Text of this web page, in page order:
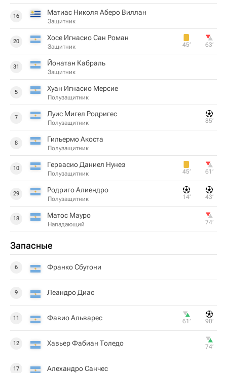
16 Матиас Николя Аберо Виллан
Защитник
20 Хосе Игнасио Сан Роман
Защитник 45‎’‎ 63‎’‎
31 Йонатан Кабраль
Защитник
5 Хуан Игнасио Мерсие
Полузащитник
7 Луис Мигел Родригес
Полузащитник 85‎’‎
8 Гильермо Акоста
Полузащитник
10 Гервасио Даниел Нунез
Полузащитник 45‎’‎ 61‎’‎
29 Родриго Алиендро
Полузащитник 14‎’‎ 43‎’‎
18 Матос Мауро
Нападающий 74‎’‎
Запасные
6 Франко Сбутони
9 Леандро Диас
11 Фавио Альварес 61‎’‎ 90‎’‎
12 Хавьер Фабиан Толедо 74‎’‎
17 Алехандро Санчес